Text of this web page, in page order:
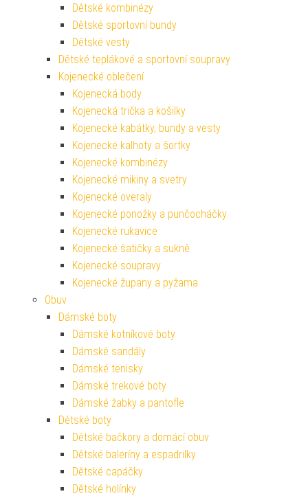
Dětské kombinézy
Dětské sportovní bundy
Dětské vesty
Dětské teplákové a sportovní soupravy
Kojenecké oblečení
Kojenecká body
Kojenecká trička a košilky
Kojenecké kabátky, bundy a vesty
Kojenecké kalhoty a šortky
Kojenecké kombinézy
Kojenecké mikiny a svetry
Kojenecké overaly
Kojenecké ponožky a punčocháčky
Kojenecké rukavice
Kojenecké šatičky a sukně
Kojenecké soupravy
Kojenecké župany a pyžama
Obuv
Dámské boty
Dámské kotníkové boty
Dámské sandály
Dámské tenisky
Dámské trekové boty
Dámské žabky a pantofle
Dětské boty
Dětské bačkory a domácí obuv
Dětské baleríny a espadrilky
Dětské capáčky
Dětské holínky